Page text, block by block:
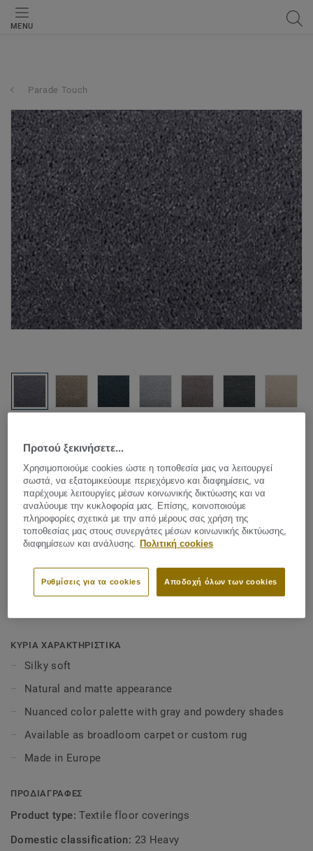
MENU
Parade Touch
Carpet Rolls|Custom Made Rugs
Parade Touch - Touch B874 118
Soft materials are essential in the newest interior trends. A
feel of the interior contemporary. Parade is launching the
new Parade Touch collection, a super soft carpet that adds
ultimate feeling of relaxation and comfort is created by the
special threads, which also make stains easier to remove.
You want to touch this carpet, so... please do touch!
Available as broadloom carpet or custom rug.
ΚΥΡΙΑ ΧΑΡΑΚΤΗΡΙΣΤΙΚΑ
Silky soft
Natural and matte appearance
Nuanced color palette with gray and powdery shades
Available as broadloom carpet or custom rug
Made in Europe
ΠΡΟΔΙΑΓΡΑΦΕΣ
Product type:Textile floor coverings
Domestic classification: 23 Heavy
Προτού ξεκινήσετε...
Χρησιμοποιούμε cookies ώστε η τοποθεσία μας να λειτουργεί
σωστά, να εξατομικεύουμε περιεχόμενο και διαφημίσεις, να
παρέχουμε λειτουργίες μέσων κοινωνικής δικτύωσης και να
αναλύουμε την κυκλοφορία μας. Επίσης, κοινοποιούμε
πληροφορίες σχετικά με την από μέρους σας χρήση της
τοποθεσίας μας στους συνεργάτες μέσων κοινωνικής δικτύωσης,
διαφημίσεων και ανάλυσης. Πολιτική cookies
Αποδοχή όλων των cookies
Ρυθμίσεις για τα cookies